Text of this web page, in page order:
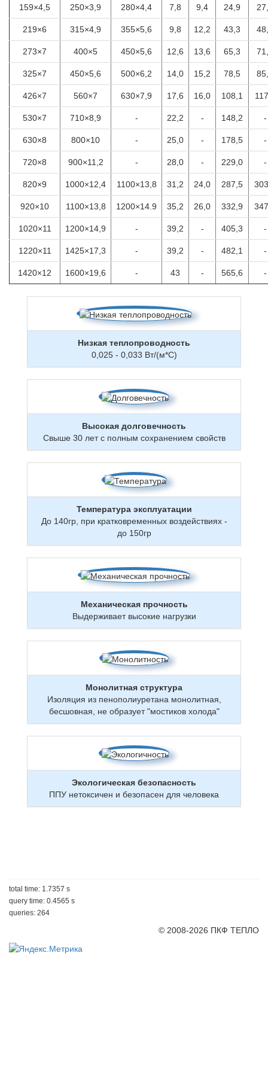
159×4,5 250×3,9 280×4,4 7,8 9,4 24,9
219×6 315×4,9 355×5,6 9,8 12,2 43,3
273×7 400×5 450×5,6 12,6 13,6 65,3
325×7 450×5,6 500×6,2 14,0 15,2 78,5
426×7 560×7 630×7,9 17,6 16,0 108,1
530×7 710×8,9 - 22,2 - 148,2 -
630×8 800×10 - 25,0 - 178,5 -
720×8 900×11,2 - 28,0 - 229,0 -
820×9 1000×12,4 1100×13,8 31,2 24,0 287,5
920×10 1100×13,8 1200×14.9 35,2 26,0 332,9
1020×11 1200×14,9 - 39,2 - 405,3 -
1220×11 1425×17,3 - 39,2 - 482,1 -
1420×12 1600×19,6 - 43 - 565,6 -
Низкая теплопроводность
0,025 - 0,033 Вт/(м*С)
Высокая долговечность
Свыше 30 лет с полным сохранением свойств
Температура эксплуатации
До 140гр, при кратковременных воздействиях -
до 150гр
Механическая прочность
Выдерживает высокие нагрузки
Монолитная структура
Изоляция из пенополиуретана монолитная,
бесшовная, не образует "мостиков холода"
Экологическая безопасность
ППУ нетоксичен и безопасен для человека
total time: 1.7357 s
query time: 0.4565 s
queries: 264
© 2008-2026 ПКФ ТЕПЛО